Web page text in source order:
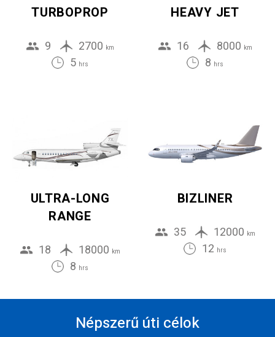
TURBOPROP
9 2700 km
5 hrs
HEAVY JET
16 8000 km
8 hrs
ULTRA-LONG
RANGE
18 18000 km
8 hrs
BIZLINER
35 12000 km
12 hrs
Népszerű úti célok